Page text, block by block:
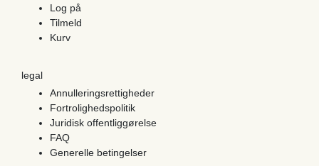
Log på
Tilmeld
Kurv
legal
Annulleringsrettigheder
Fortrolighedspolitik
Juridisk offentliggørelse
FAQ
Generelle betingelser